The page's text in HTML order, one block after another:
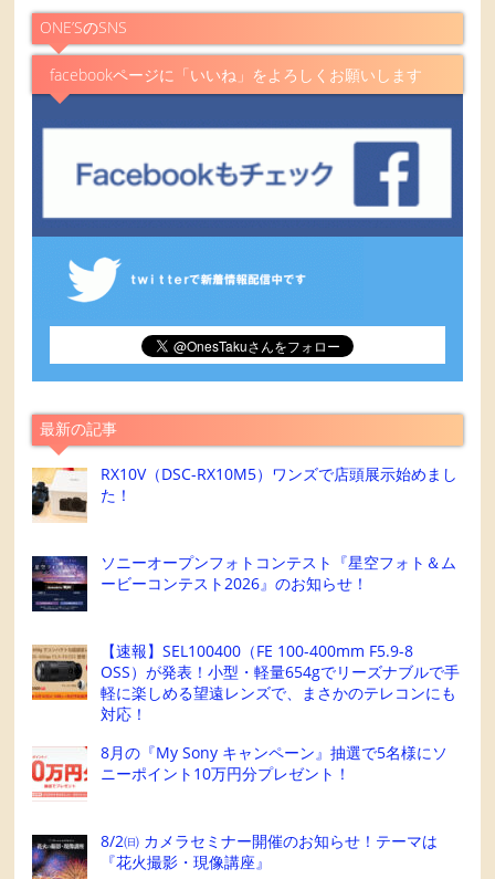
ONE’SのSNS
facebookページに「いいね」をよろしくお願いします
最新の記事
RX10V（DSC-RX10M5）ワンズで店頭展示始めまし
た！
ソニーオープンフォトコンテスト『星空フォト＆ム
ービーコンテスト2026』のお知らせ！
【速報】SEL100400（FE 100-400mm F5.9-8
OSS）が発表！小型・軽量654gでリーズナブルで手
軽に楽しめる望遠レンズで、まさかのテレコンにも
対応！
8月の『My Sony キャンペーン』抽選で5名様にソ
ニーポイント10万円分プレゼント！
8/2㈰ カメラセミナー開催のお知らせ！テーマは
『花火撮影・現像講座』